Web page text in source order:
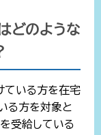
どのような
ている方を在宅
る方を対象と
受給している